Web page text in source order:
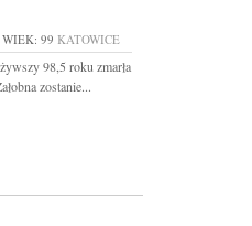
WIEK: 99 KATOWICE
98,5 roku zmarła
zostanie...